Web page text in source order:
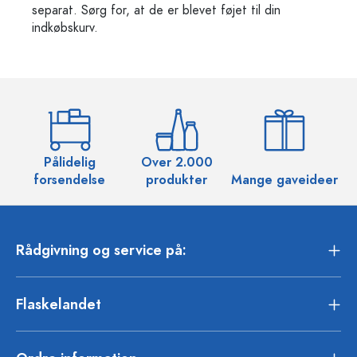
separat. Sørg for, at de er blevet føjet til din
indkøbskurv.
Pålidelig
forsendelse
Over 2.000
produkter
Mange gaveideer
Rådgivning og service på:
Flaskelandet